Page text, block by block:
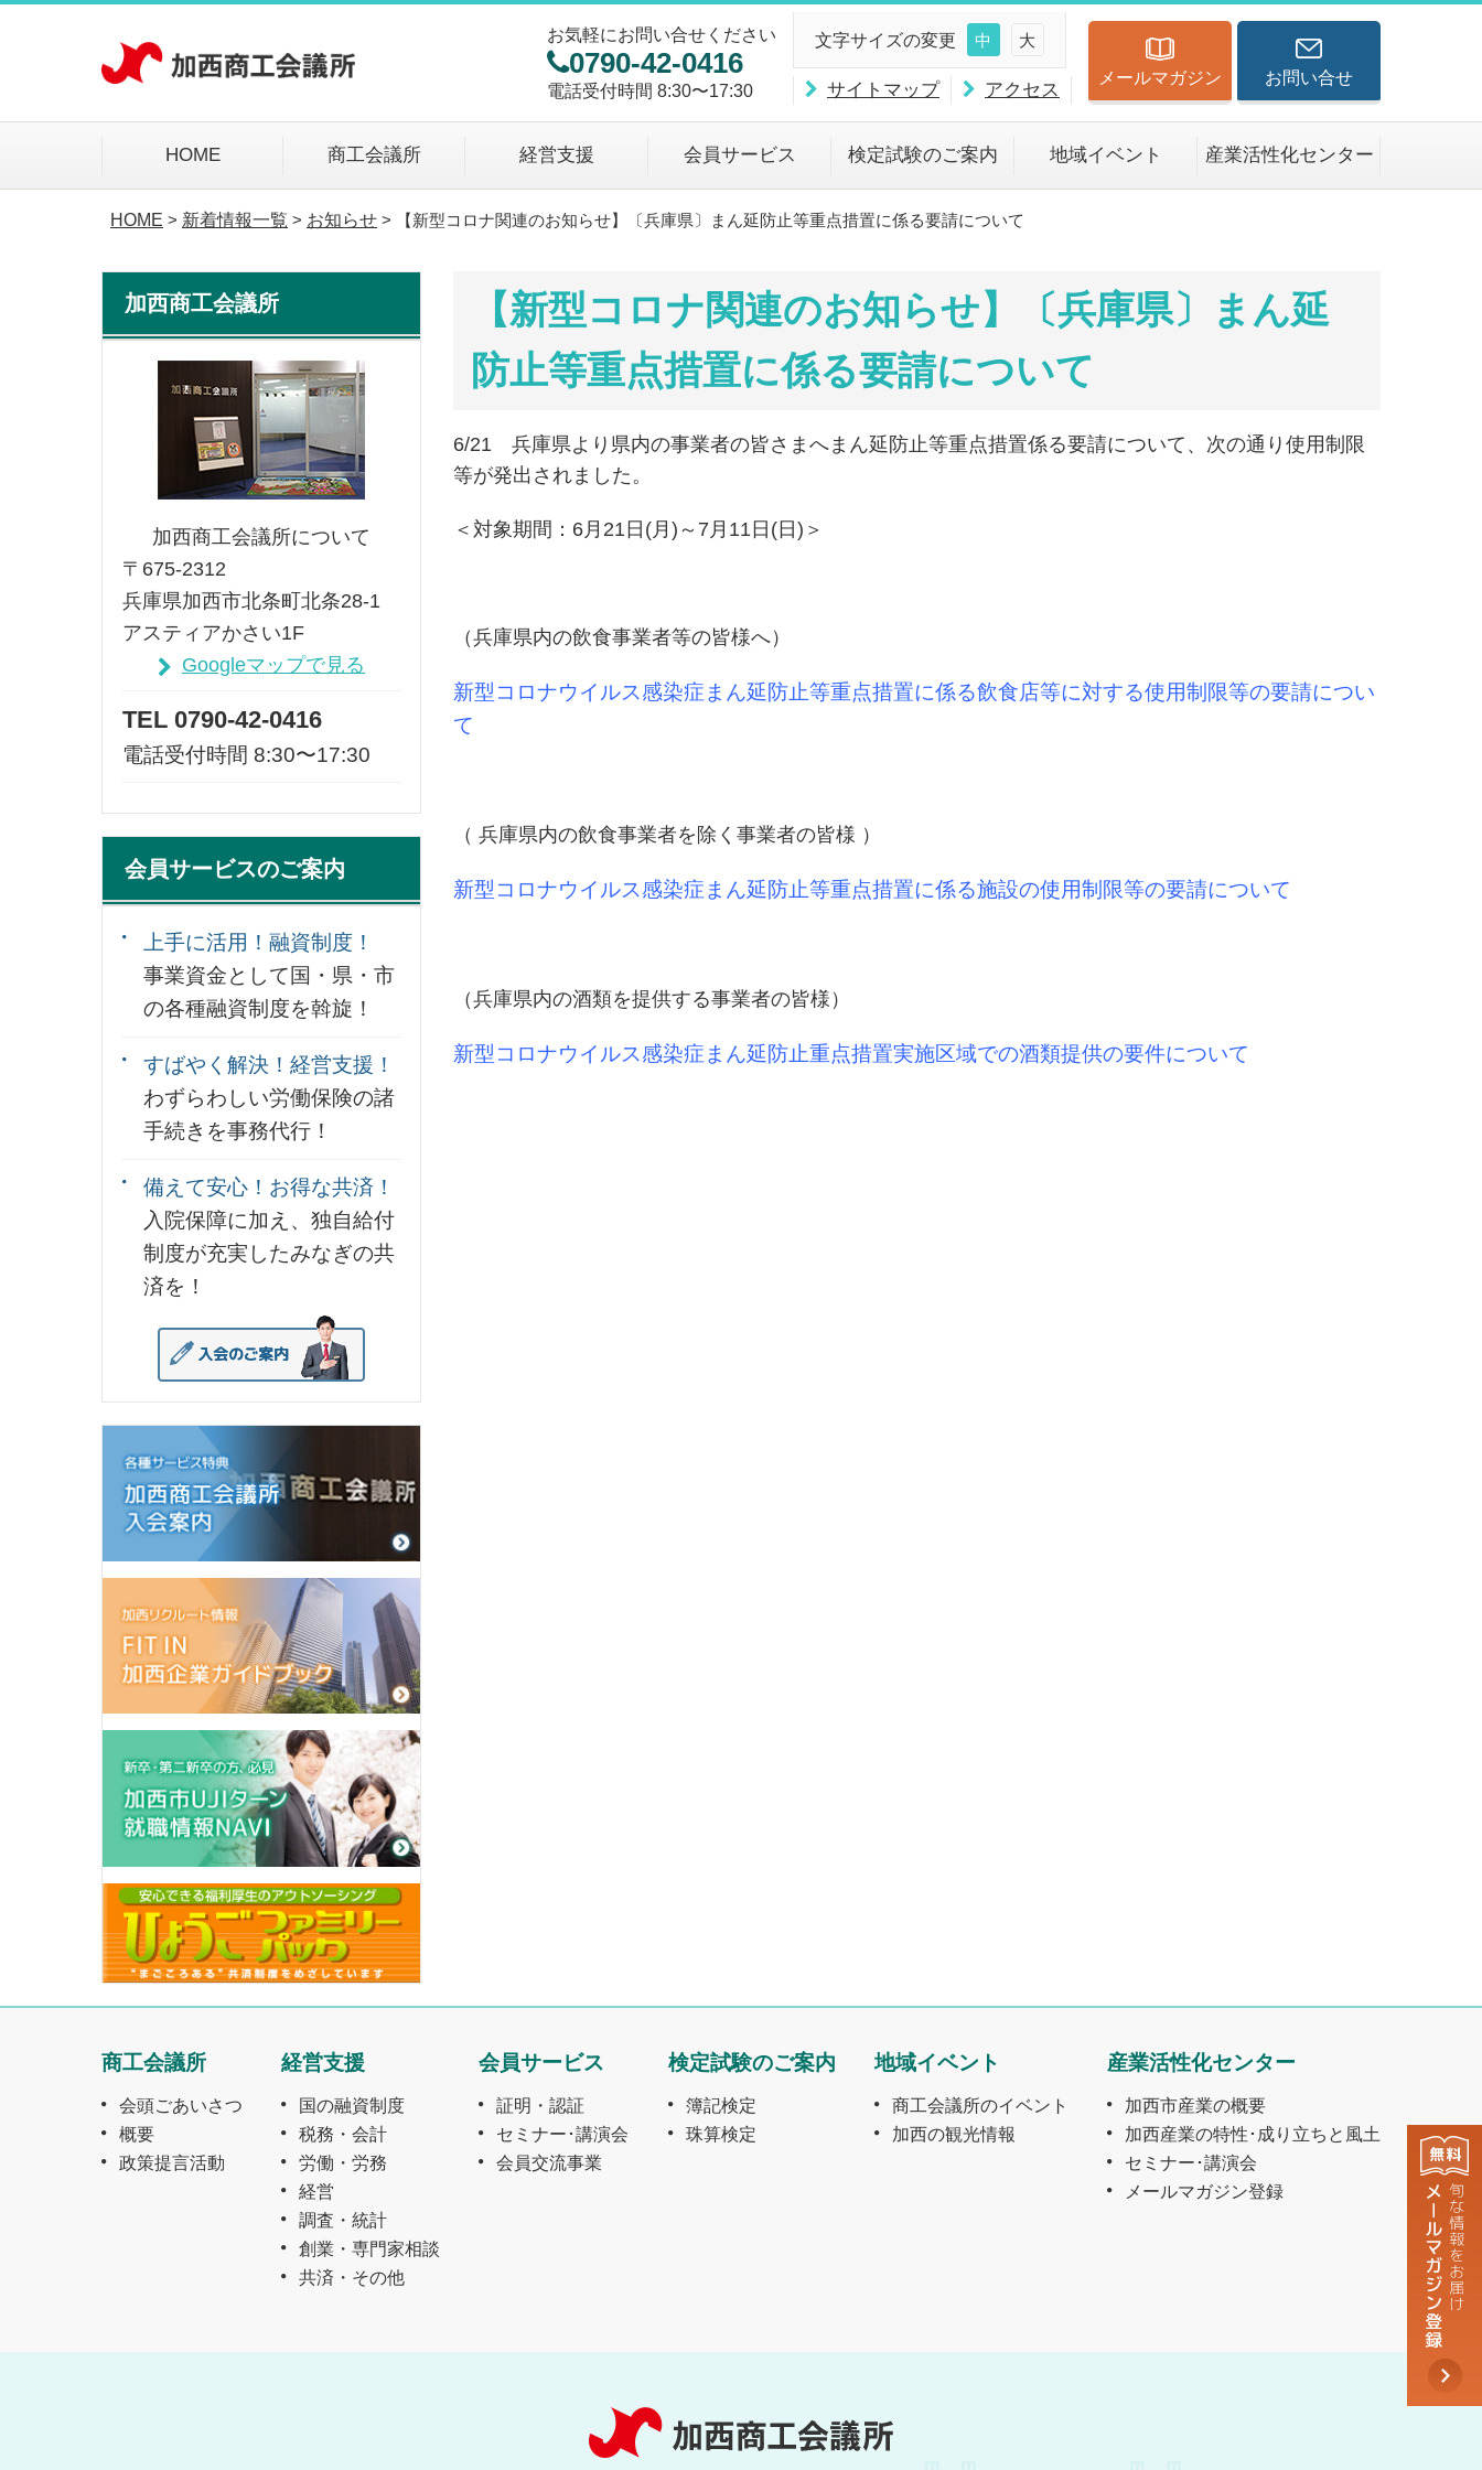
お気軽にお問い合せください
0790-42-0416
電話受付時間 8:30〜17:30
文字サイズの変更 中 大
サイトマップ アクセス
メールマガジン お問い合せ
HOME 商工会議所 経営支援 会員サービス 検定試験のご案内 地域イベント 産業活性化センター
HOME > 新着情報一覧 > お知らせ > 【新型コロナ関連のお知らせ】〔兵庫県〕まん延防止等重点措置に係る要請について
【新型コロナ関連のお知らせ】〔兵庫県〕まん延
防止等重点措置に係る要請について
6/21 兵庫県より県内の事業者の皆さまへまん延防止等重点措置係る要請について、次の通り使用制限
等が発出されました。
＜対象期間：6月21日(月)～7月11日(日)＞
（兵庫県内の飲食事業者等の皆様へ）
新型コロナウイルス感染症まん延防止等重点措置に係る飲食店等に対する使用制限等の要請につい
て
（ 兵庫県内の飲食事業者を除く事業者の皆様 ）
新型コロナウイルス感染症まん延防止等重点措置に係る施設の使用制限等の要請について
（兵庫県内の酒類を提供する事業者の皆様）
新型コロナウイルス感染症まん延防止重点措置実施区域での酒類提供の要件について
加西商工会議所
加西商工会議所について
〒675-2312
兵庫県加西市北条町北条28-1
アスティアかさい1F
Googleマップで見る
TEL 0790-42-0416
電話受付時間 8:30〜17:30
会員サービスのご案内
上手に活用！融資制度！
事業資金として国・県・市
の各種融資制度を斡旋！
すばやく解決！経営支援！
わずらわしい労働保険の諸
手続きを事務代行！
備えて安心！お得な共済！
入院保障に加え、独自給付
制度が充実したみなぎの共
済を！
商工会議所
会頭ごあいさつ
概要
政策提言活動
経営支援
国の融資制度
税務・会計
労働・労務
経営
調査・統計
創業・専門家相談
共済・その他
会員サービス
証明・認証
セミナー･講演会
会員交流事業
検定試験のご案内
簿記検定
珠算検定
地域イベント
商工会議所のイベント
加西の観光情報
産業活性化センター
加西市産業の概要
加西産業の特性･成り立ちと風土
セミナー･講演会
メールマガジン登録